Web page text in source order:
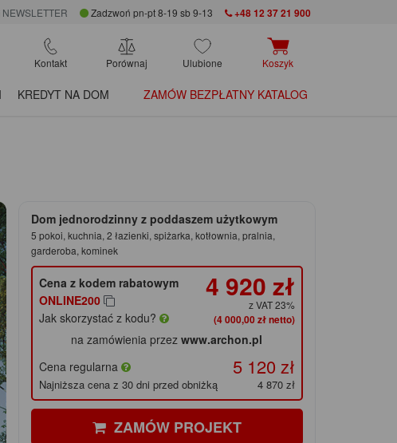
NEWSLETTER Zadzwoń pn-pt 8-19 sb 9-13 +48 12 37 21 900
Kontakt Porównaj Ulubione Koszyk
KREDYT NA DOM ZAMÓW BEZPŁATNY KATALOG
Dom jednorodzinny z poddaszem użytkowym
5 pokoi, kuchnia, 2 łazienki, spiżarka, kotłownia, pralnia,
garderoba, kominek
Cena z kodem rabatowym
ONLINE200
Jak skorzystać z kodu?
4 920 zł
z VAT 23%
(4 000,00 zł netto)
na zamówienia przezwww.archon.pl
Cena regularna
5 120 zł
Najniższa cena z 30 dni przed obniżką 4 870 zł
ZAMÓW PROJEKT